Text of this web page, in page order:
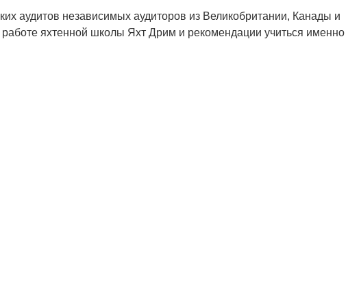
аудитов независимых аудиторов из Великобритании, Канады и
яхтенной школы Яхт Дрим и рекомендации учиться именно